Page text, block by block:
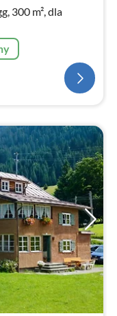
300 m², dla